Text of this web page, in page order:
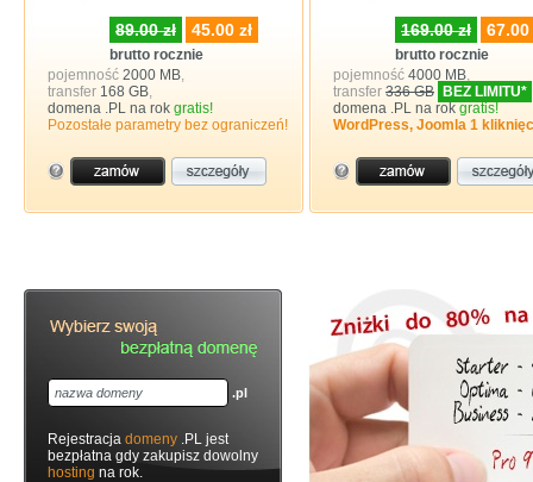
89.00 zł 45.00 zł
brutto rocznie
pojemność 2000 MB,
transfer 168 GB,
domena .PL na rok gratis!
Pozostałe parametry bez ograniczeń!
169.00 zł 67.00
brutto rocznie
pojemność 4000 MB,
transfer 336 GB BEZ LIMITU*
domena .PL na rok gratis!
WordPress, Joomla 1
.pl
Rejestracja domeny .PL jest
bezpłatna gdy zakupisz dowolny
hosting na rok.